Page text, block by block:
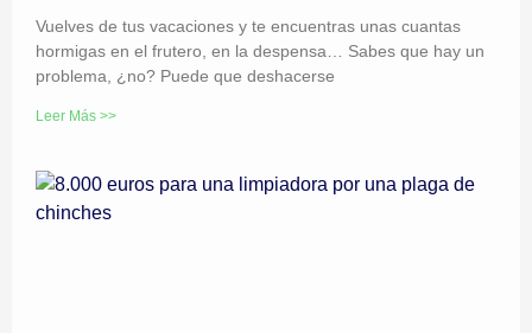
Vuelves de tus vacaciones y te encuentras unas cuantas
hormigas en el frutero, en la despensa… Sabes que hay un
problema, ¿no? Puede que deshacerse
Leer Más >>